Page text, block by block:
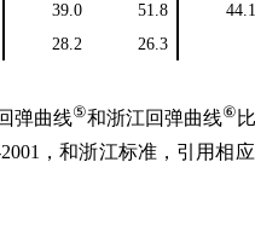
39.0 51.8
44.1
28.2 26.3
弹曲线⑤和浙江回弹曲线⑥
，和浙江标准，引用相